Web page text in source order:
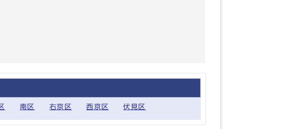
南区 右京区 西京区 伏見区